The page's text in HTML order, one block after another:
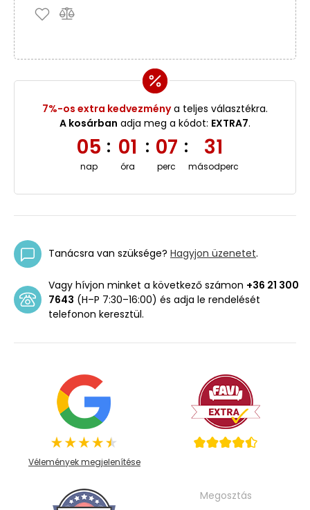
7%-os extra kedvezménya teljes választékra.
A kosárban adja meg a kódot: EXTRA7.
05
nap
: 01
óra
: 07
perc
: 30
másodperc
Tanácsra van szüksége? Hagyjon üzenetet.
Vagy hívjon minket a következő számon +36 21 300
7643 (H–P 7:30–16:00) és adja le rendelését
telefonon keresztül.
Vélemények megjelenítése
Megosztás